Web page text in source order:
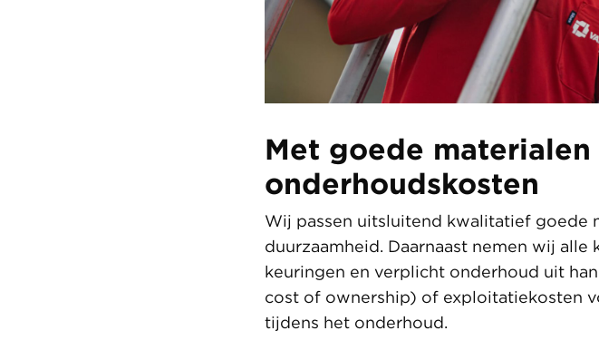
Met goede
onderhoudskosten
Wij passen uitsluitend kwalitatief goede
duurzaamheid. Daarnaast nemen wij
keuringen en verplicht onderhoud uit
cost of ownership) of exploitatiekosten
tijdens het onderhoud.